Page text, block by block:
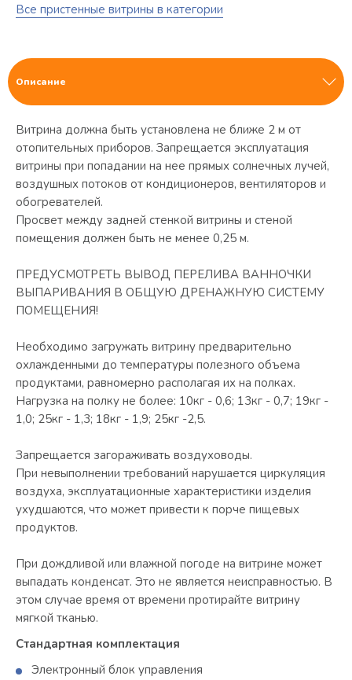
Все пристенные витрины в категории
Описание
Витрина должна быть установлена не ближе 2 м от
отопительных приборов. Запрещается эксплуатация
витрины при попадании на нее прямых солнечных лучей,
воздушных потоков от кондиционеров, вентиляторов и
обогревателей.
Просвет между задней стенкой витрины и стеной
помещения должен быть не менее 0,25 м.
ПРЕДУСМОТРЕТЬ ВЫВОД ПЕРЕЛИВА ВАННОЧКИ
ВЫПАРИВАНИЯ В ОБЩУЮ ДРЕНАЖНУЮ СИСТЕМУ
ПОМЕЩЕНИЯ!
Необходимо загружать витрину предварительно
охлажденными до температуры полезного объема
продуктами, равномерно располагая их на полках.
Нагрузка на полку не более: 10кг - 0,6; 13кг - 0,7; 19кг -
1,0; 25кг - 1,3; 18кг - 1,9; 25кг -2,5.
Запрещается загораживать воздуховоды.
При невыполнении требований нарушается циркуляция
воздуха, эксплуатационные характеристики изделия
ухудшаются, что может привести к порче пищевых
продуктов.
При дождливой или влажной погоде на витрине может
выпадать конденсат. Это не является неисправностью. В
этом случае время от времени протирайте витрину
мягкой тканью.
Стандартная комплектация
Электронный блок управления